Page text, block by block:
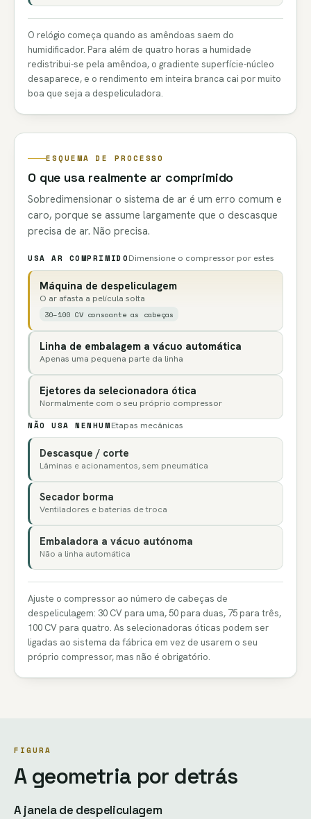
O relógio começa quando as amêndoas saem do
humidificador. Para além de quatro horas a humidade
redistribui-se pela amêndoa, o gradiente superfície-núcleo
desaparece, e o rendimento em inteira branca cai por muito
boa que seja a despeliculadora.
ESQUEMA DE PROCESSO
O que usa realmente ar comprimido
Sobredimensionar o sistema de ar é um erro comum e
caro, porque se assume largamente que o descasque
precisa de ar. Não precisa.
USA AR COMPRIMIDODimensione o compressor por estes
Máquina de despeliculagem
O ar afasta a película solta
30–100 CV consoante as cabeças
Linha de embalagem a vácuo automática
Apenas uma pequena parte da linha
Ejetores da selecionadora ótica
Normalmente com o seu próprio compressor
NÃO USA NENHUMEtapas mecânicas
Descasque / corte
Lâminas e acionamentos, sem pneumática
Secador borma
Ventiladores e baterias de troca
Embaladora a vácuo autónoma
Não a linha automática
Ajuste o compressor ao número de cabeças de
despeliculagem: 30 CV para uma, 50 para duas, 75 para três,
100 CV para quatro. As selecionadoras óticas podem ser
ligadas ao sistema da fábrica em vez de usarem o seu
próprio compressor, mas não é obrigatório.
FIGURA
A geometria por detrás
A janela de despeliculagem